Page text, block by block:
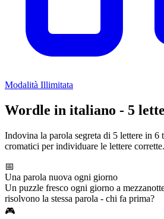
Modalità Illimitata
Wordle in italiano - 5
Indovina la parola segreta di 5 lettere in
cromatici per individuare le lettere corrette.
📅
Una parola nuova ogni giorno
Un puzzle fresco ogni giorno a
risolvono la stessa parola - chi fa prima?
🎮